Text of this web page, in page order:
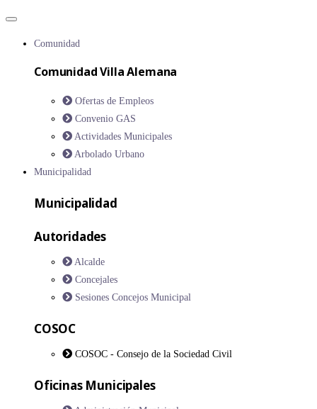
Comunidad
Comunidad Villa Alemana
Ofertas de Empleos
Convenio GAS
Actividades Municipales
Arbolado Urbano
Municipalidad
Municipalidad
Autoridades
Alcalde
Concejales
Sesiones Concejos Municipal
COSOC
COSOC - Consejo de la Sociedad Civil
Oficinas Municipales